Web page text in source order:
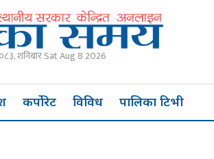
शनिबार Sat Aug 8 2026
कर्पोरेट विविध पालिका टिभी